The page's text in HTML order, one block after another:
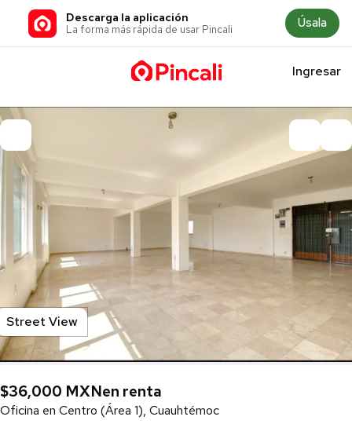
Descarga la aplicación
La forma más rápida de usar Pincali Úsala
Ingresar
Street View
$36,000 MXNen renta
Oficina en Centro (Área 1), Cuauhtémoc